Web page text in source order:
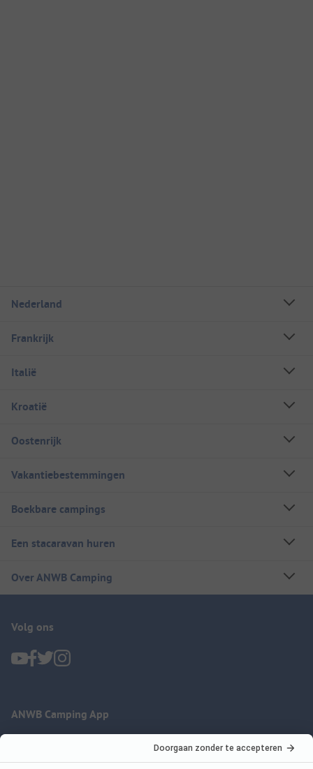
Nederland
Frankrijk
Italië
Kroatië
Oostenrijk
Vakantiebestemmingen
Boekbare campings
Een stacaravan huren
Over ANWB Camping
Volg ons
ANWB Camping App